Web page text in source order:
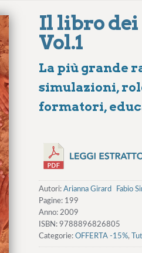
Il libro dei
Vol.1
La più grande
simulazioni,
formatori,
Autori: Arianna Girard Fabio
Pagine: 199
Anno: 2009
ISBN: 9788896826805
Categorie: OFFERTA -15%,